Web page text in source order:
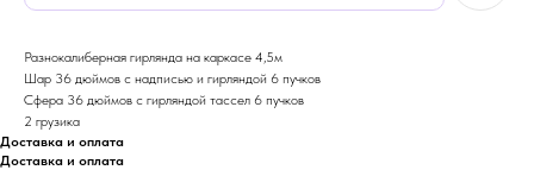
Разнокалиберная гирлянда на каркасе 4,5м
Шар 36 дюймов с надписью и гирляндой 6 пучков
Сфера 36 дюймов с гирляндой тассел 6 пучков
2 грузика
Доставка и оплата
Доставка и оплата